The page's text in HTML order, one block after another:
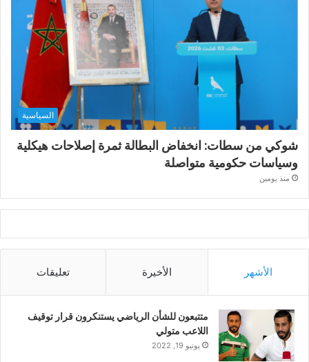
السياسية
شوكي من سطات: انخفاض البطالة ثمرة إصلاحات هيكلية
وسياسات حكومية متواصلة
منذ يومين
الأشهر الأخيرة تعليقات
متتبعون للشأن الرياضي يستنكرون قرار توقيف
اللاعب متولي
يونيو 19, 2022